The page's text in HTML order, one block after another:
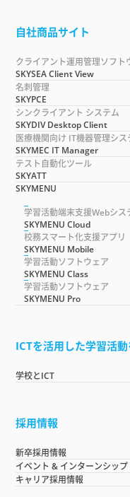
自社商品サイト
クライアント運用管理ソフト
SKYSEA Client View
名刺管理
SKYPCE
シンクライアント システム
SKYDIV Desktop Client
医療機関向け IT機器管理シス
SKYMEC IT Manager
テスト自動化ツール
SKYATT
SKYMENU
学習活動端末支援Webシス
SKYMENU Cloud
校務スマート化支援アプリ
SKYMENU Mobile
学習活動ソフトウェア
SKYMENU Class
学習活動ソフトウェア
SKYMENU Pro
ICTを活用した学習活
学校とICT
採用情報
新卒採用情報
イベント & インターンシップ
キャリア採用情報